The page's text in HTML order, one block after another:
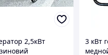
2,5кВт
3 кВт